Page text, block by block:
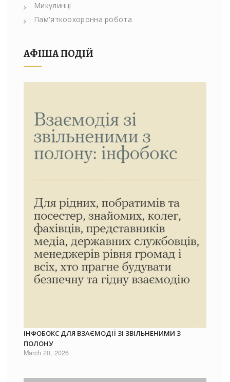
Микулинці
Пам'яткоохоронна робота
АФІША ПОДІЙ
ІНФОБОКС ДЛЯ ВЗАЄМОДІЇ ЗІ ЗВІЛЬНЕНИМИ З
ПОЛОНУ
March 20, 2026